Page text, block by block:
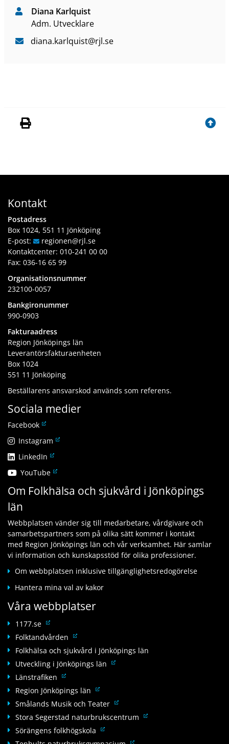
Diana Karlquist
Adm. Utvecklare
diana.karlquist@rjl.se
Kontakt
Postadress
Box 1024, 551 11 Jönköping
E-post:
regionen@rjl.se
Kontaktcenter: 010-241 00 00
Fax: 036-16 65 99
Organisationsnummer
232100-0057
Bankgironummer
990-0903
Fakturaadress
Region Jönköpings län
Leverantörsfakturaenheten
Box 1024
551 11 Jönköping
Beställarens ansvarskod används som referens.
Sociala medier
FacebookL
n
k
i
l
n
n
a
n
e
b
p
a
t
s
Instagram L
ä
k
i
a
n
n
a
n
e
b
b
l
t
s
LinkedIn L
n
k
l
l
a
n
a
n
e
p
a
t
s
YouTubeL
n
i
l
l
a
n
a
w
b
p
l
a
t
Om Folkhälsa och sjukvård i Jönköpings
län
Webbplatsen vänder sig till medarbetare, vårdgivare och
samarbetspartners som på olika sätt kommer i kontakt
med Region Jönköpings län och vår verksamhet. Här samlar
vi information och kunskapsstöd för olika professioner.
Om webbplatsen inklusive tillgänglighetsredogörelse
Hantera mina val av kakor
Våra webbplatser
1177.se L
ä
k
t
i
l
a
n
n
a
Folktandvården L
ä
k
i
l
a
n
Folkhälsa och sjukvård i Jönköpings län
Utveckling i Jönköpings län L
t
i
Länstrafiken L
ä
n
k
t
i
l
Region Jönköpings län L
ä
k
t
Smålands Musik och Teater L
ä
Stora Segerstad naturbrukscentrum L
Sörängens folkhögskola L
ä